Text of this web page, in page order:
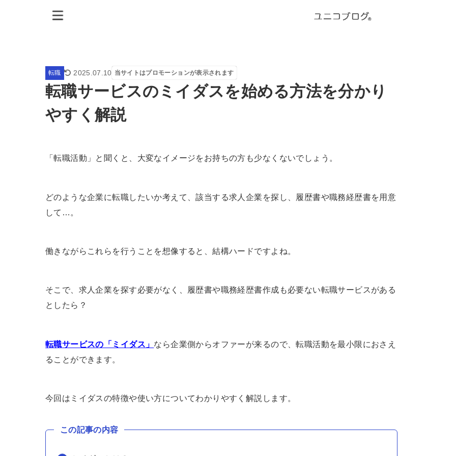
転職 2025.07.10 当サイトはプロモーションが表示されます
転職サービスのミイダスを始める方法を分かり
やすく解説
「転職活動」と聞くと、大変なイメージをお持ちの方も少なくないでしょう。
どのような企業に転職したいか考えて、該当する求人企業を探し、履歴書や職務経歴書を用意
して…。
働きながらこれらを行うことを想像すると、結構ハードですよね。
そこで、求人企業を探す必要がなく、履歴書や職務経歴書作成も必要ない転職サービスがある
としたら？
転職サービスの「ミイダス」 なら企業側からオファーが来るので、転職活動を最小限におさえ
ることができます。
今回はミイダスの特徴や使い方についてわかりやすく解説します。
この記事の内容